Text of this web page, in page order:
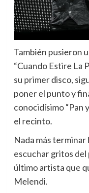
También pusieron
“Cuando Estire La
su primer disco,
poner el punto y
conocidísimo “Pan
el recinto.
Nada más terminar
escuchar gritos
último artista que
Melendi.